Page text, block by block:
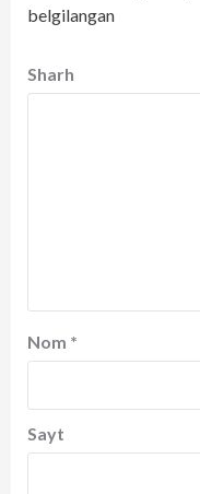
belgilangan
Sharh
Nom *
Sayt